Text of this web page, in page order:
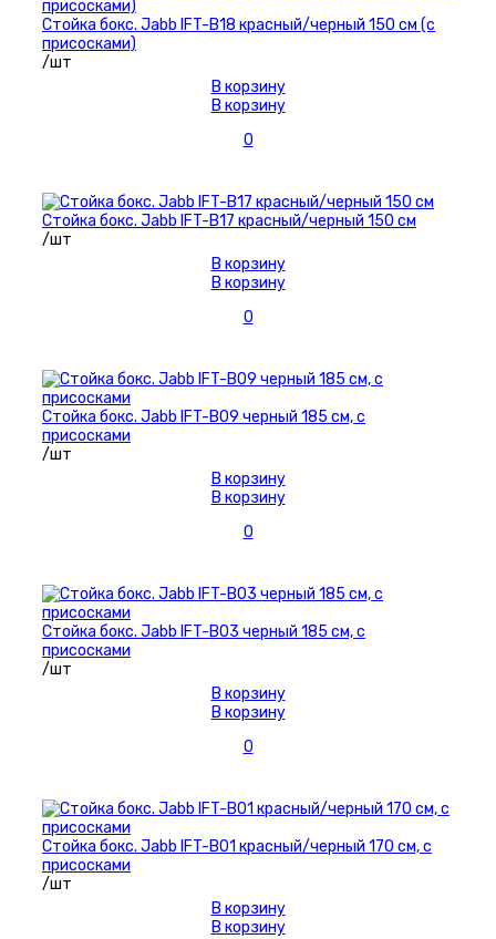
Стойка бокс. Jabb IFT-B18 красный/черный 150 см (с
присосками)
/шт
В корзину
В корзину
0
Стойка бокс. Jabb IFT-B17 красный/черный 150 см
/шт
В корзину
В корзину
0
Стойка бокс. Jabb IFT-B09 черный 185 см, с
присосками
/шт
В корзину
В корзину
0
Стойка бокс. Jabb IFT-B03 черный 185 см, с
присосками
/шт
В корзину
В корзину
0
Стойка бокс. Jabb IFT-B01 красный/черный 170 см, с
присосками
/шт
В корзину
В корзину